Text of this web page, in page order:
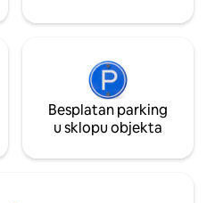
Besplatan parking
u sklopu objekta